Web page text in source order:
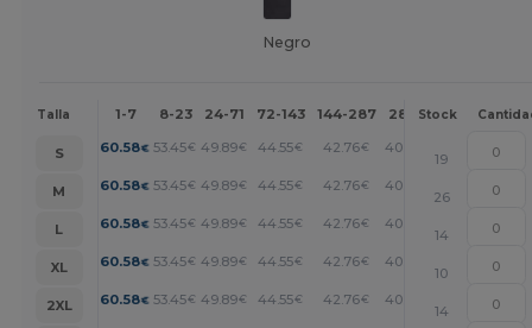
Negro
Talla 1-7 8-23 24-71 72-143 144-287 288 + Más
Stock
S 60.58€ 53.45€ 49.89€ 44.55€ 42.76€ 40.98
19
M
60.58€ 53.45€ 49.89€ 44.55€ 42.76€ 40.98 +
26
L
60.58€ 53.45€ 49.89€ 44.55€ 42.76€ 40.98
14
XL
60.58€ 53.45€ 49.89€ 44.55€ 42.76€ 40.98
10
2XL
60.58€ 53.45€ 49.89€ 44.55€ 42.76€ 40.98
14